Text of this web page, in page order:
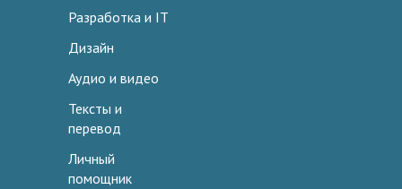
Разработка и IT
Дизайн
Аудио и видео
Тексты и
перевод
Личный
помощник